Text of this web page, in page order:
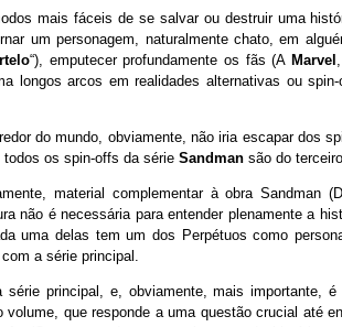
mais fáceis de se salvar ou destruir uma
um personagem, naturalmente chato, em
“), emputecer profundamente os fãs (A Marvel
longos arcos em realidades alternativas ou
do mundo, obviamente, não iria escapar dos
os spin-offs da série Sandman são do
material complementar à obra Sandman
não é necessária para entender plenamente a
uma delas tem um dos Perpétuos como
a série principal.
principal, e, obviamente, mais importante, é
volume, que responde a uma questão crucial até